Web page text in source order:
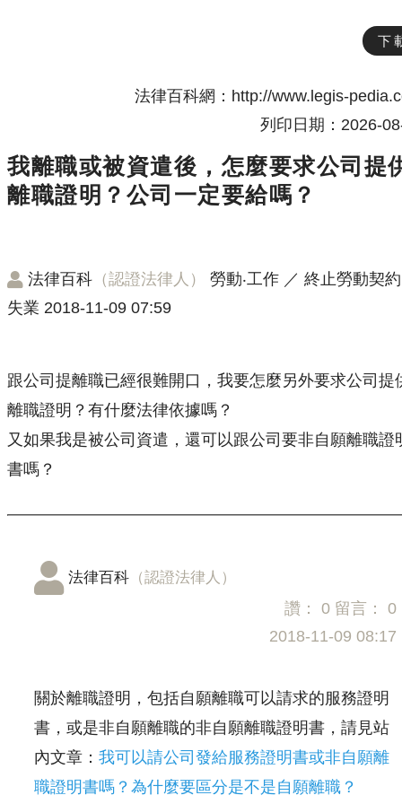
下
法律百科網：http://www.legis-
列印日期：2026-
我離職或被資遣後，怎麼要求公司提
離職證明？公司一定要給嗎？
法律百科 （認證法律人） 勞動‧工作 ／ 終止勞動契
失業 2018-11-09 07:59
跟公司提離職已經很難開口，我要怎麼另外要求公司提
離職證明？有什麼法律依據嗎？
又如果我是被公司資遣，還可以跟公司要非自願離職證
書嗎？
法律百科 （認證法律人）
讚： 0 留言： 0
2018-11-09 08:17
關於離職證明，包括自願離職可以請求的服務證明
書，或是非自願離職的非自願離職證明書，請見站
內文章： 我可以請公司發給服務證明書或非自願離
職證明書嗎？為什麼要區分是不是自願離職？